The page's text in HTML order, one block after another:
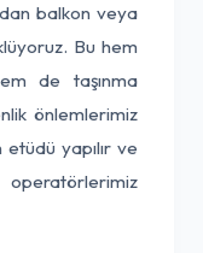
balkon veya
Bu hem
de taşınma
önlemlerimiz
yapılır ve